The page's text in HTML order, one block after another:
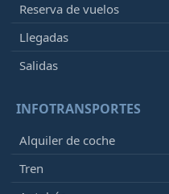
Reserva de vuelos
Llegadas
Salidas
INFOTRANSPORTES
Alquiler de coche
Tren